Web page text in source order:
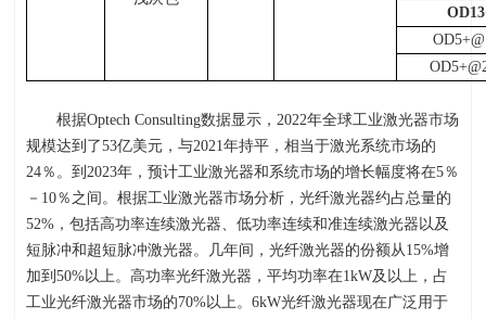
根据Optech Consulting数据显示，2022年全球工业激光器市场
规模达到了53亿美元，与2021年持平，相当于激光系统市场的
24％。到2023年，预计工业激光器和系统市场的增长幅度将在5％
－ 10％之间。根据工业激光器市场分析，光纤激光器约占总量的
52% ，包括高功率连续激光器、低功率连续和准连续激光器以及
短脉冲和超短脉冲激光器。几年间，光纤激光器的份额从15%增
加到50%以上。高功率光纤激光器，平均功率在1kW及以上，占
工业光纤激光器市场的70%以上。6kW光纤激光器现在广泛用于